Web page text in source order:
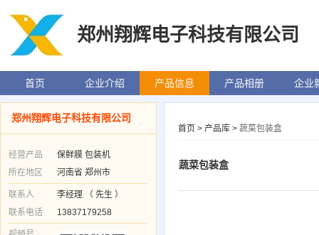
郑州翔辉电子科技有限公司
首页 企业介绍 产品信息 产品相册 企业
首页 > 产品库 > 蔬菜包装盒
蔬菜包装盒
郑州翔辉电子科技有限公司
经营产品
保鲜膜 包装机
所在地区
河南省 郑州市
联系人
李经理 （ 先生 ）
联系电话
13837179258